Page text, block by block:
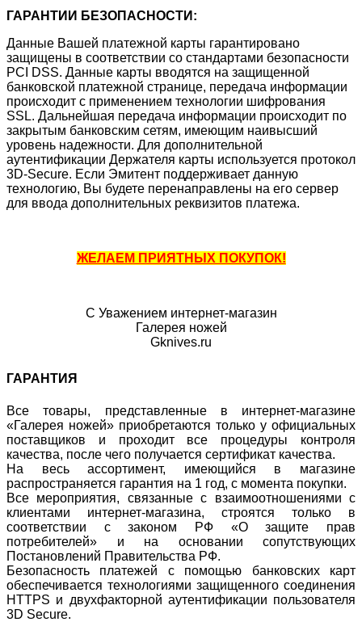
ГАРАНТИИ БЕЗОПАСНОСТИ:
Данные Вашей платежной карты гарантировано
защищены в соответствии со стандартами безопасности
PCI DSS. Данные карты вводятся на защищенной
банковской платежной странице, передача информации
происходит с применением технологии шифрования
SSL. Дальнейшая передача информации происходит по
закрытым банковским сетям, имеющим наивысший
уровень надежности. Для дополнительной
аутентификации Держателя карты используется протокол
3D-Secure. Если Эмитент поддерживает данную
технологию, Вы будете перенаправлены на его сервер
для ввода дополнительных реквизитов платежа.
ЖЕЛАЕМ ПРИЯТНЫХ ПОКУПОК!
С Уважением интернет-магазин
Галерея ножей
Gknives.ru
ГАРАНТИЯ
Все товары, представленные в интернет-магазине
«Галерея ножей» приобретаются только у официальных
поставщиков и проходит все процедуры контроля
качества, после чего получается сертификат качества.
На весь ассортимент, имеющийся в магазине
распространяется гарантия на 1 год, с момента покупки.
Все мероприятия, связанные с взаимоотношениями с
клиентами интернет-магазина, строятся только в
соответствии с законом РФ «О защите прав
потребителей» и на основании сопутствующих
Постановлений Правительства РФ.
Безопасность платежей с помощью банковских карт
обеспечивается технологиями защищенного соединения
HTTPS и двухфакторной аутентификации пользователя
3D Secure.